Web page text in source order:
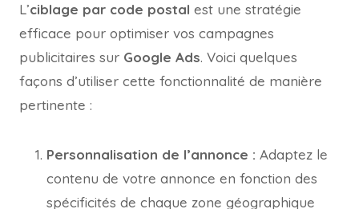
L’ciblage par code postal est une stratégie
efficace pour optimiser vos campagnes
publicitaires sur Google Ads. Voici quelques
façons d’utiliser cette fonctionnalité de manière
pertinente :
Personnalisation de l’annonce : Adaptez le
contenu de votre annonce en fonction des
spécificités de chaque zone géographique